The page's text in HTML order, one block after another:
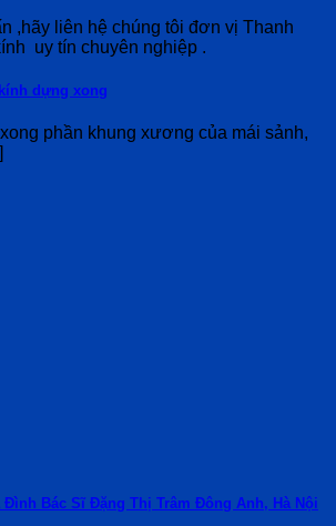
,hãy liên hệ chúng tôi đơn vị Thanh
uy tín chuyên nghiệp .
dựng xong
phần khung xương của mái sảnh,
Đình Bác Sĩ Đặng Thị Trâm Đông Anh, Hà Nội